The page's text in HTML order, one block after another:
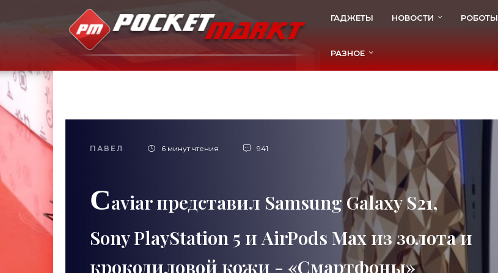
ГАДЖЕТЫ НОВОСТИ РОБОТЫ
РАЗНОЕ
ПАВЕЛ 6 минут чтения 941
Caviar представил Samsung Galaxy S21,
Sony PlayStation 5 и AirPods Max из золота и
крокодиловой кожи - «Смартфоны»